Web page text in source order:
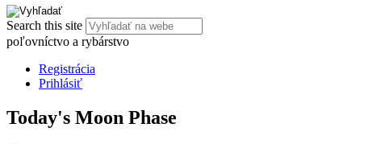
Search this site
poľovníctvo a rybárstvo
Registrácia
Prihlásiť
Today's Moon Phase